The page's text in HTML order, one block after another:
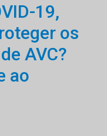
19,
os
AVC?
ao